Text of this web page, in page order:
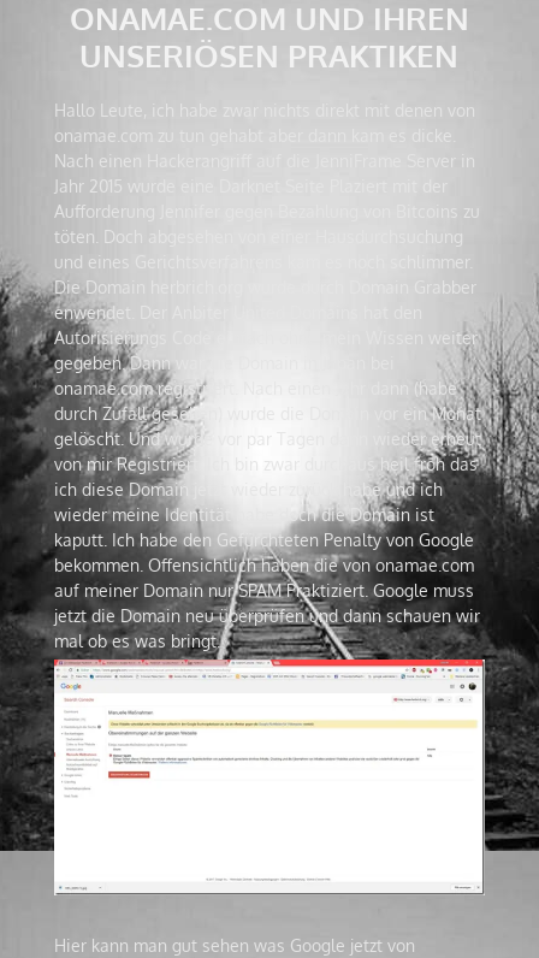
ONAMAE.COM UND IHREN
UNSERIÖSEN PRAKTIKEN
Hallo Leute, ich habe zwar nichts direkt mit denen von
onamae.com zu tun gehabt aber dann kam es dicke.
Nach einen Hackerangriff auf die JenniFrame Server in
Jahr 2015 wurde eine Darknet Seite Plaziert mit der
Aufforderung Jennifer gegen Bezahlung von Bitcoins zu
töten. Doch abgesehen von einer Hausdurchsuchung
und eines Gerichtsverfahrens kam es noch schlimmer.
Die Domain herbrich.org wurde durch Domain Grabber
enwendet. Der Anbiter United Domains hat den
Autorisierungs Code einfach ohne mein Wissen weiter
gegeben. Dann war die Domain in Japan bei
onamae.com registriert. Nach einen Jahr dann (habe
durch Zufall gesehen) wurde die Domain vor ein Monat
gelöscht. Und wurde vor par Tagen dann wieder erneut
von mir Registriert. Ich bin zwar durchaus heil froh das
ich diese Domain jetzt wieder zurück habe und ich
wieder meine Identität habe doch die Domain ist
kaputt. Ich habe den Gefürchteten Penalty von Google
bekommen. Offensichtlich haben die von onamae.com
auf meiner Domain nur SPAM Praktiziert. Google muss
jetzt die Domain neu überprüfen und dann schauen wir
mal ob es was bringt.
Hier kann man gut sehen was Google jetzt von